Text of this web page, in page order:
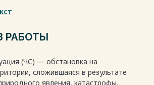
человечества. Нужно
вред миру, и изучить, как
РАБОТЫ
(ЧС) — обстановка на
сложившаяся в результате
явления, катастрофы,